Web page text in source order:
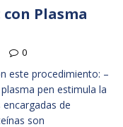
Plasma
0
este procedimiento: –
pen estimula la
de
son